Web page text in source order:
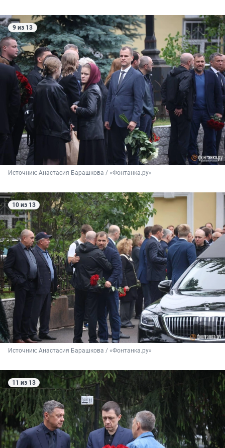
9 из 13
Источник: Анастасия Барашкова / «Фонтанка.ру»
10 из 13
Источник: Анастасия Барашкова / «Фонтанка.ру»
11 из 13